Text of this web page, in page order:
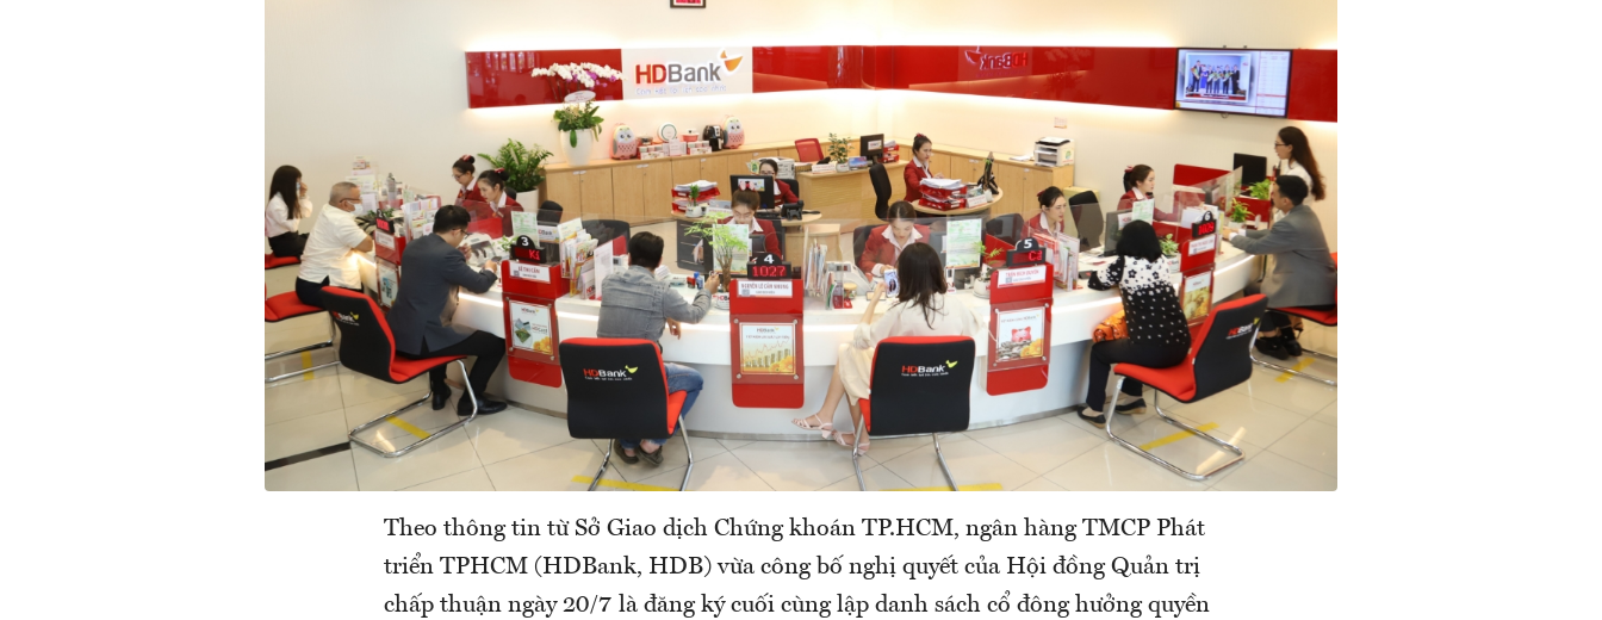
Theo thông tin từ Sở Giao dịch Chứng khoán TP.HCM, ngân hàng TMCP Phát
triển TPHCM (HDBank, HDB) vừa công bố nghị quyết của Hội đồng Quản trị
chấp thuận ngày 20/7 là đăng ký cuối cùng lập danh sách cổ đông hưởng quyền